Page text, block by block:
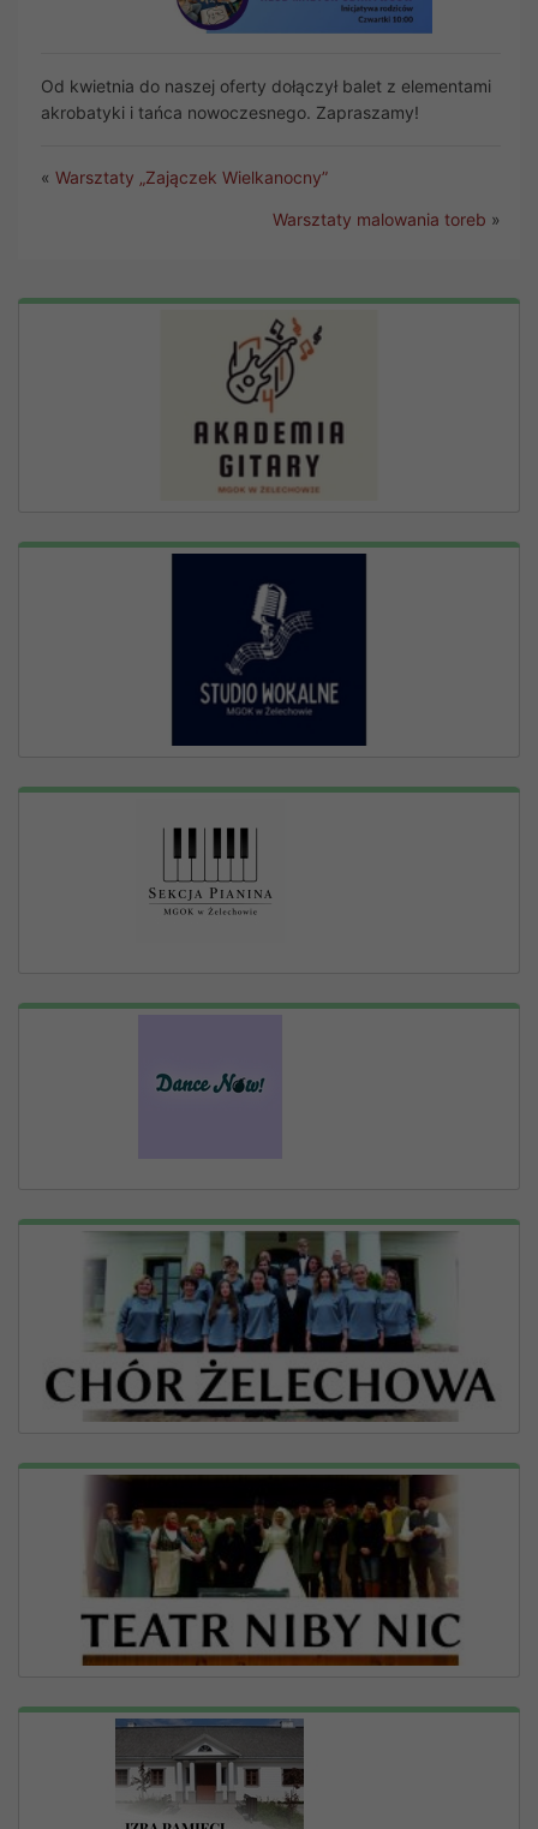
Od kwietnia do naszej oferty dołączył balet z elementami
akrobatyki i tańca nowoczesnego. Zapraszamy!
«Warsztaty „Zajączek Wielkanocny”
Warsztaty malowania toreb »